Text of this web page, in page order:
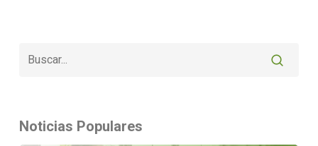
Noticias Populares